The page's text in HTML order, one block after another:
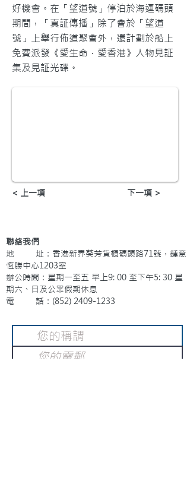
好機會。在「望道號」停泊於海運碼頭
期間，「真証傳播」除了會於「望道
號」上舉行佈道聚會外，還計劃於船上
免費派發《愛生命．愛香港》人物見証
集及見証光碟。
< 上一項 下一項 >
聯絡我們
地 址：香港新界葵芳貨櫃碼頭路71號，鍾意
恆勝中心1203室
辦公時間：星期一至五 早上9: 00 至下午5: 30 星
期六、日及公眾假期休息
電 話：(852) 2409-1233